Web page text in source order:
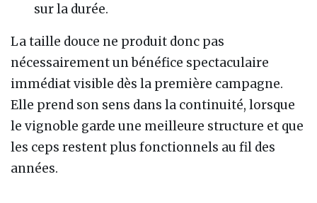
sur la durée.
La taille douce ne produit donc pas
nécessairement un bénéfice spectaculaire
immédiat visible dès la première campagne.
Elle prend son sens dans la continuité, lorsque
le vignoble garde une meilleure structure et que
les ceps restent plus fonctionnels au fil des
années.